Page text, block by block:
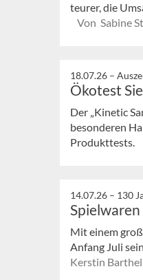
teurer, die
Von Sabine
18.07.26 –
Ökotest
Der „Kinetic
besonderen
Produkttests.
14.07.26 – 130
Mit einem
Anfang Juli
Kerstin Barthel